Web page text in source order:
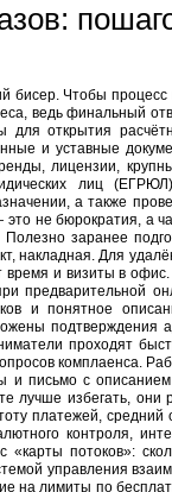
бисер. Чтобы процесс
ведь финальный
для открытия
и уставные
лицензии,
лиц
а также
не бюрократия, а
заранее
накладная. Для
время и визиты в офис.
предварительной
и понятное
подтверждения
проходят
комплаенса.
письмо с описанием
лучше избегать,
платежей, средний
контроля,
потоков»:
управления
на лимиты по